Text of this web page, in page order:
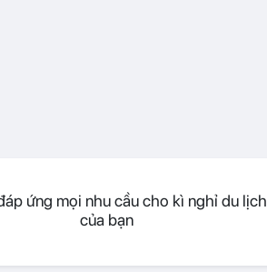
ứng mọi nhu cầu cho kì nghỉ du lịch
của bạn